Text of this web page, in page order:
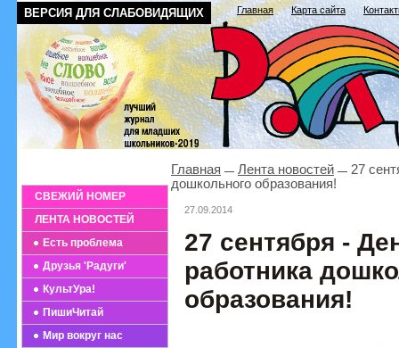
ВЕРСИЯ ДЛЯ СЛАБОВИДЯЩИХ Главная Карта сайта
СВЕЖИЙ НОМЕР
ЛЕНТА НОВОСТЕЙ
Есть проблема
Друзья 'Радуги'
КультУра!
ПишиЧитай
Мир вокруг нас
Главная Лента новостей
27
дошкольного образования!
27.09.2014
27 сентября -
работника
образования!